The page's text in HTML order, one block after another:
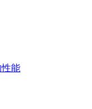
性能